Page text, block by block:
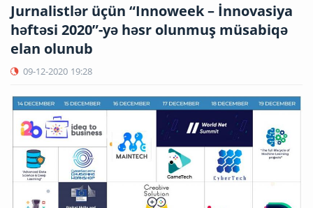
Jurnalistlər üçün “Innoweek – İnnovasiya
həftəsi 2020”-yə həsr olunmuş müsabiqə
elan olunub
09-12-2020 19:28